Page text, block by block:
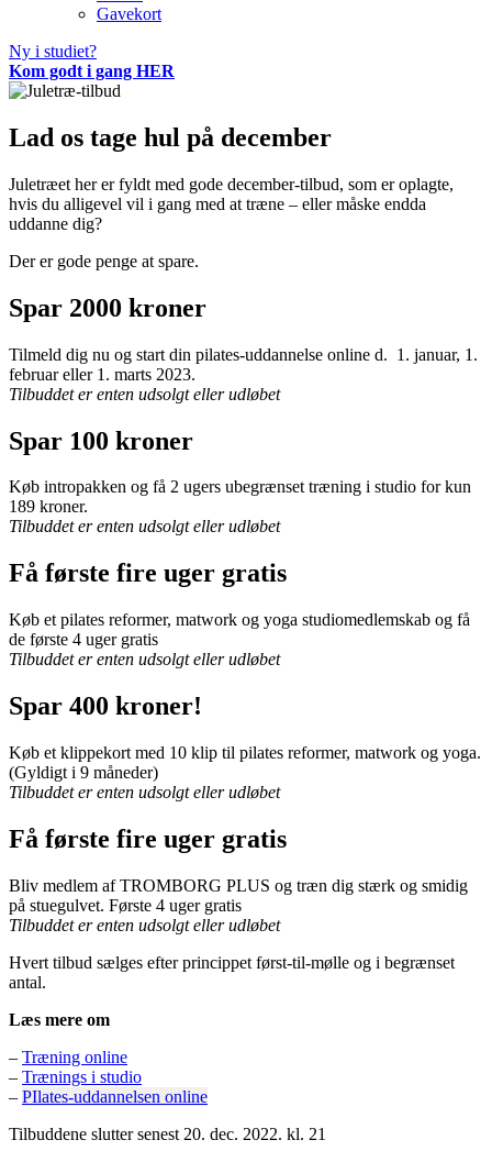
Gavekort
Ny i studiet?
Kom godt i gang HER
Lad os tage hul på december
Juletræet her er fyldt med gode december-tilbud, som er oplagte,
hvis du alligevel vil i gang med at træne – eller måske endda
uddanne dig?
Der er gode penge at spare.
Spar 2000 kroner
Tilmeld dig nu og start din pilates-uddannelse online d. 1. januar, 1.
februar eller 1. marts 2023.
Tilbuddet er enten udsolgt eller udløbet
Spar 100 kroner
Køb intropakken og få 2 ugers ubegrænset træning i studio for kun
189 kroner.
Tilbuddet er enten udsolgt eller udløbet
Få første fire uger gratis
Køb et pilates reformer, matwork og yoga studiomedlemskab og få
de første 4 uger gratis
Tilbuddet er enten udsolgt eller udløbet
Spar 400 kroner!
Køb et klippekort med 10 klip til pilates reformer, matwork og yoga.
(Gyldigt i 9 måneder)
Tilbuddet er enten udsolgt eller udløbet
Få første fire uger gratis
Bliv medlem af TROMBORG PLUS og træn dig stærk og smidig
på stuegulvet. Første 4 uger gratis
Tilbuddet er enten udsolgt eller udløbet
Hvert tilbud sælges efter princippet først-til-mølle og i begrænset
antal.
Læs mere om
– Træning online
– Trænings i studio
– PIlates-uddannelsen online
Tilbuddene slutter senest 20. dec. 2022. kl. 21